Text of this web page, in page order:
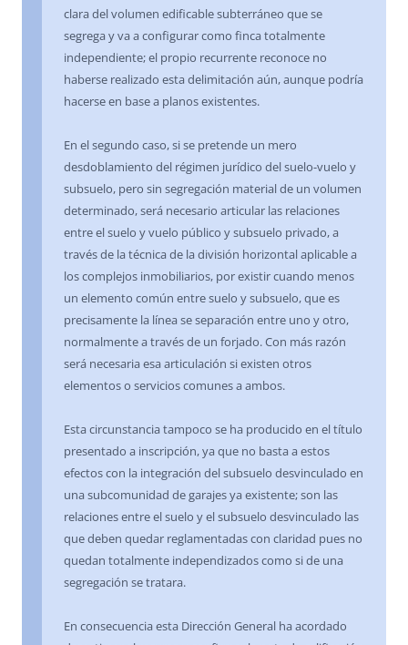
clara del volumen edificable subterráneo que se
segrega y va a configurar como finca totalmente
independiente; el propio recurrente reconoce no
haberse realizado esta delimitación aún, aunque podría
hacerse en base a planos existentes.
En el segundo caso, si se pretende un mero
desdoblamiento del régimen jurídico del suelo-vuelo y
subsuelo, pero sin segregación material de un volumen
determinado, será necesario articular las relaciones
entre el suelo y vuelo público y subsuelo privado, a
través de la técnica de la división horizontal aplicable a
los complejos inmobiliarios, por existir cuando menos
un elemento común entre suelo y subsuelo, que es
precisamente la línea se separación entre uno y otro,
normalmente a través de un forjado. Con más razón
será necesaria esa articulación si existen otros
elementos o servicios comunes a ambos.
Esta circunstancia tampoco se ha producido en el título
presentado a inscripción, ya que no basta a estos
efectos con la integración del subsuelo desvinculado en
una subcomunidad de garajes ya existente; son las
relaciones entre el suelo y el subsuelo desvinculado las
que deben quedar reglamentadas con claridad pues no
quedan totalmente independizados como si de una
segregación se tratara.
En consecuencia esta Dirección General ha acordado